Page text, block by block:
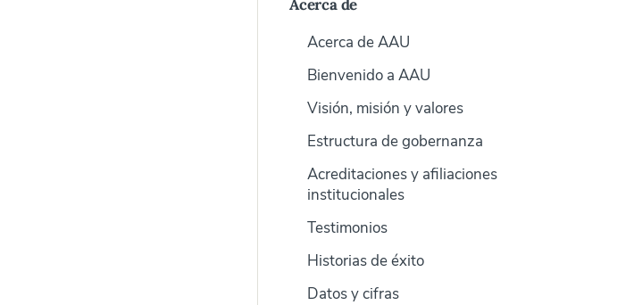
Acerca de
Acerca de AAU
Bienvenido a AAU
Visión, misión y valores
Estructura de gobernanza
Acreditaciones y afiliaciones
institucionales
Testimonios
Historias de éxito
Datos y cifras